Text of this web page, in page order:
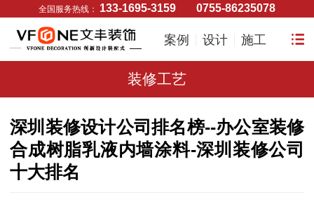
全国服务热线： 133-1695-3159 0755-86235078
案例 设计 施工
装修工艺
深圳装修设计公司排名榜--办公室装修
合成树脂乳液内墙涂料-深圳装修公司
十大排名